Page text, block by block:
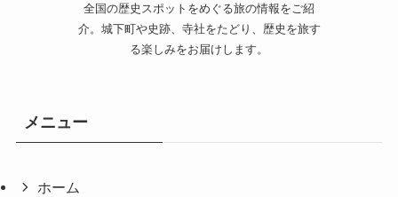
全国の歴史スポットをめぐる旅の情報をご紹
介。城下町や史跡、寺社をたどり、歴史を旅す
る楽しみをお届けします。
メニュー
ホーム